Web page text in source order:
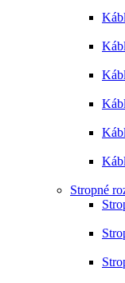
Stropné